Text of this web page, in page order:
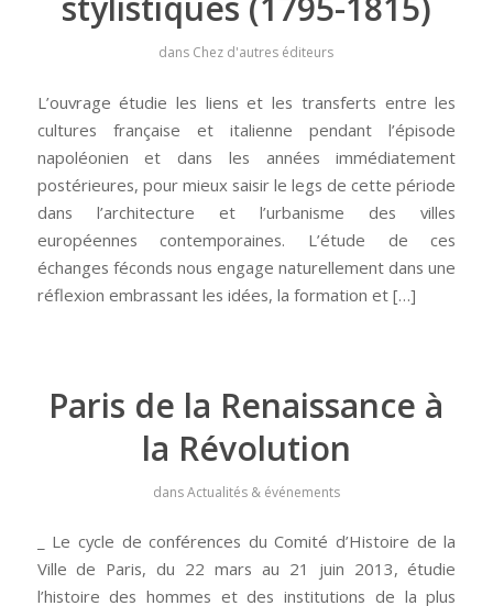
dans Chez d'autres éditeurs
L’ouvrage étudie les liens et les transferts entre les
cultures française et italienne pendant l’épisode
napoléonien et dans les années immédiatement
postérieures, pour mieux saisir le legs de cette période
dans l’architecture et l’urbanisme des villes
européennes contemporaines. L’étude de ces
échanges féconds nous engage naturellement dans une
réflexion embrassant les idées, la formation et […]
Paris de la Renaissance à
la Révolution
dansActualités & événements
_ Le cycle de conférences du Comité d’Histoire de la
Ville de Paris, du 22 mars au 21 juin 2013, étudie
l’histoire des hommes et des institutions de la plus